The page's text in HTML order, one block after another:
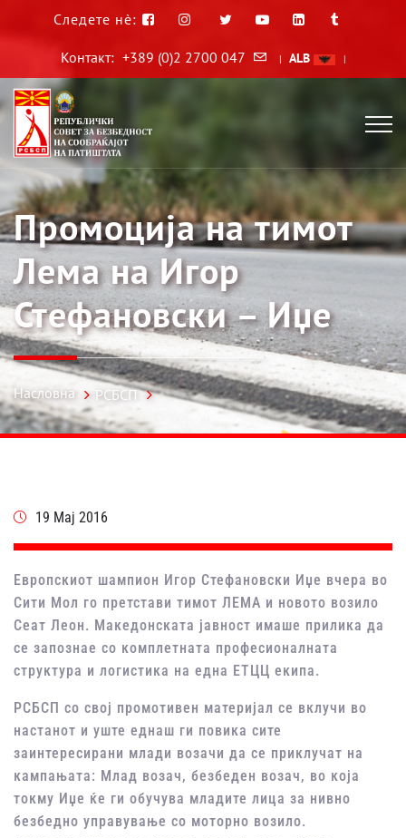
Следете нè:
Контакт: +389 (0)2 2700 047 | ALB |
Промоција на тимот
Лема на Игор
Стефановски – Иџе
Насловна РСБСП
19 Мај 2016
Европскиот шампион Игор Стефановски Иџе вчера во
Сити Мол го претстави тимот ЛЕМА и новото возило
Сеат Леон. Македонската јавност имаше прилика да
се запознае со комплетната професионалната
структура и логистика на една ЕТЦЦ екипа.
РСБСП со свој промотивен материјал се вклучи во
настанот и уште еднаш ги повика сите
заинтересирани млади возачи да се приклучат на
кампањата: Млад возач, безбеден возач, во која
токму Иџе ќе ги обучува младите лица за нивно
безбедно управување со моторно возило.